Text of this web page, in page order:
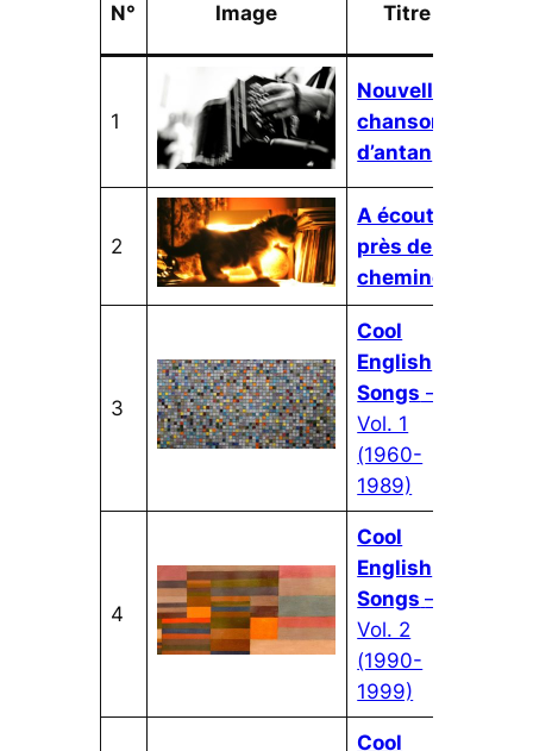
N° Image Titre
1
Nouvelle
chansons
d’antan
2
A écouter
près de la
cheminée
3
Cool
English
Songs –
Vol. 1
(1960-
1989)
4
Cool
English
Songs –
Vol. 2
(1990-
1999)
Cool